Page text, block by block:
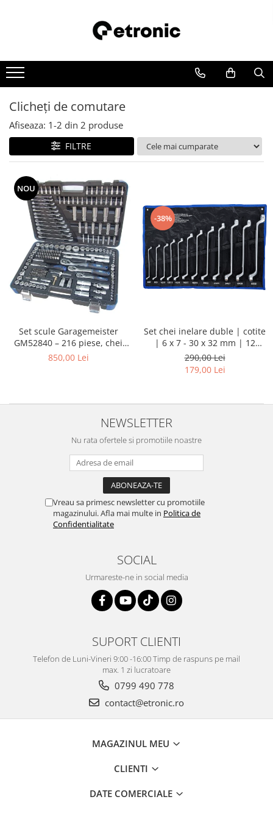
Clicheţi de comutare
Afiseaza: 1-2 din 2 produse
FILTRE
NOU
Set scule Garagemeister
GM52840 – 216 piese, chei
tubulare 1/4”, 3/8”, 1/2”, biți,
850,00 Lei
-38%
Set chei inelare duble | cotite
| 6 x 7 - 30 x 32 mm | 12
piese
290,00 Lei
179,00 Lei
NEWSLETTER
Nu rata ofertele si promotiile noastre
Vreau sa primesc newsletter cu promotiile
magazinului. Afla mai multe in Politica de
Confidentialitate
SOCIAL
Urmareste-ne in social media
SUPORT CLIENTI
Telefon de Luni-Vineri 9:00 -16:00 Timp de raspuns pe mail
max. 1 zi lucratoare
0799 490 778
contact@etronic.ro
MAGAZINUL MEU
CLIENTI
DATE COMERCIALE